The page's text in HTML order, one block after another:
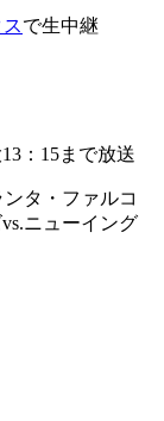
で生中継
：15まで放送
タ・ファルコ
ニューイング